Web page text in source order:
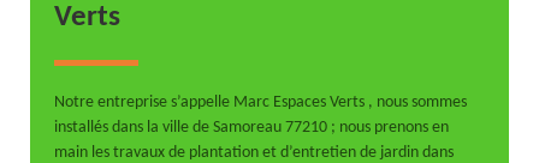
Verts
Notre entreprise s’appelle Marc Espaces Verts , nous sommes
installés dans la ville de Samoreau 77210 ; nous prenons en
main les travaux de plantation et d’entretien de jardin dans